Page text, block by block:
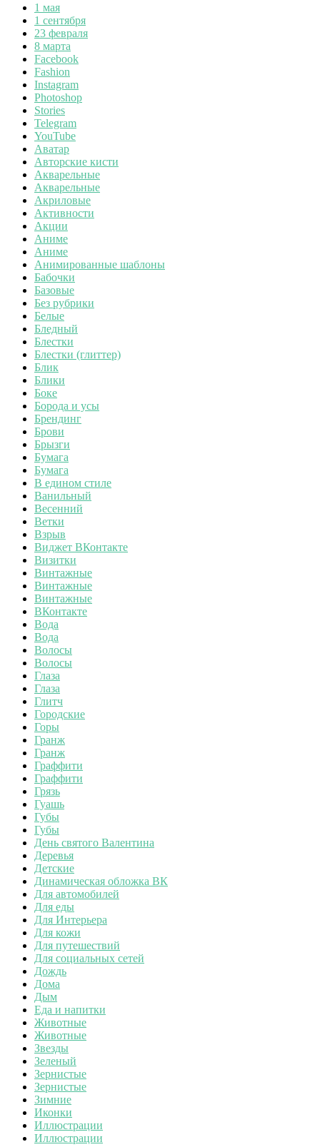
1 мая
1 сентября
23 февраля
8 марта
Facebook
Fashion
Instagram
Photoshop
Stories
Telegram
YouTube
Аватар
Авторские кисти
Акварельные
Акварельные
Акриловые
Активности
Акции
Аниме
Аниме
Анимированные шаблоны
Бабочки
Базовые
Без рубрики
Белые
Бледный
Блестки
Блестки (глиттер)
Блик
Блики
Боке
Борода и усы
Брендинг
Брови
Брызги
Бумага
Бумага
В едином стиле
Ванильный
Весенний
Ветки
Взрыв
Виджет ВКонтакте
Визитки
Винтажные
Винтажные
Винтажные
ВКонтакте
Вода
Вода
Волосы
Волосы
Глаза
Глаза
Глитч
Городские
Горы
Гранж
Гранж
Граффити
Граффити
Грязь
Гуашь
Губы
Губы
День святого Валентина
Деревья
Детские
Динамическая обложка ВК
Для автомобилей
Для еды
Для Интерьера
Для кожи
Для путешествий
Для социальных сетей
Дождь
Дома
Дым
Еда и напитки
Животные
Животные
Звезды
Зеленый
Зернистые
Зернистые
Зимние
Иконки
Иллюстрации
Иллюстрации